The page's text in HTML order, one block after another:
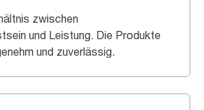
zwischen
und Leistung. Die Produkte
und zuverlässig.